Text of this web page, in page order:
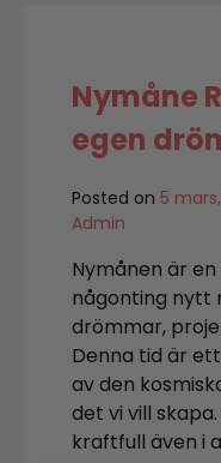
Nymåne
egen
Posted on 5
Admin
Nymånen är
någonting nytt
drömmar,
Denna tid är
av den
det vi vill
kraftfull även i